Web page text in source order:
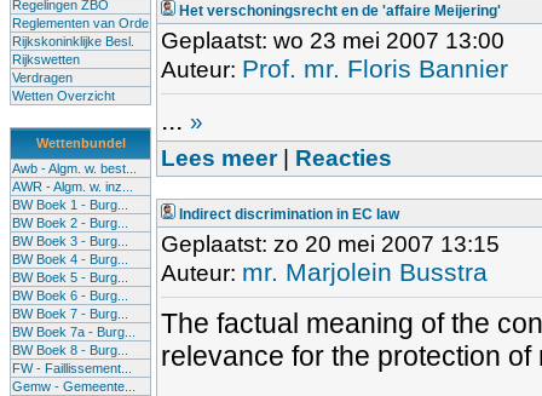
Regelingen ZBO
Reglementen van Orde
Rijkskoninklijke Besl.
Rijkswetten
Verdragen
Wetten Overzicht
Wettenbundel
Awb - Algm. w. best...
AWR - Algm. w. inz...
BW Boek 1 - Burg...
BW Boek 2 - Burg...
BW Boek 3 - Burg...
BW Boek 4 - Burg...
BW Boek 5 - Burg...
BW Boek 6 - Burg...
BW Boek 7 - Burg...
BW Boek 7a - Burg...
BW Boek 8 - Burg...
FW - Faillissement...
Gemw - Gemeente...
Het verschoningsrecht en de 'affaire Meijering'
Geplaatst: wo 23 mei 2007 13:00
Auteur: Prof. mr. Floris Bannier
... »
Lees meer| Reacties
Indirect discrimination in EC law
Geplaatst: zo 20 mei 2007 13:15
Auteur: mr. Marjolein Busstra
The factual meaning of the
relevance for the protection